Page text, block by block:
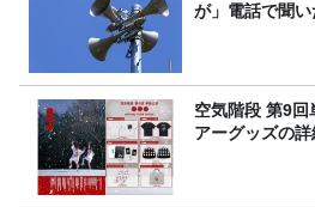
が」電話で聞
空気階段 第9回
アーグッズの詳